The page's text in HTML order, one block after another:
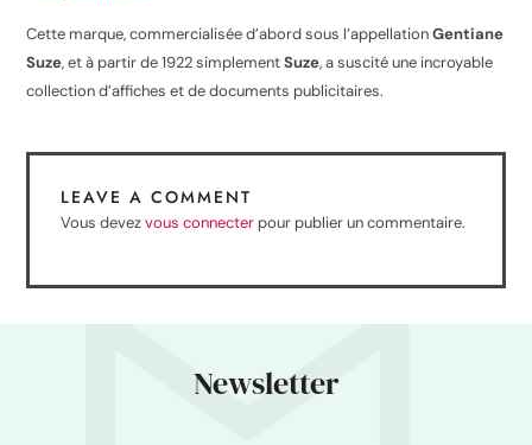
Cette marque, commercialisée d’abord sous l’appellationGentiane
Suze, et à partir de 1922 simplementSuze, a suscité une incroyable
collection d’affiches et de documents publicitaires.
LEAVE A COMMENT
Vous devezvous connecter pour publier un commentaire.
Newsletter